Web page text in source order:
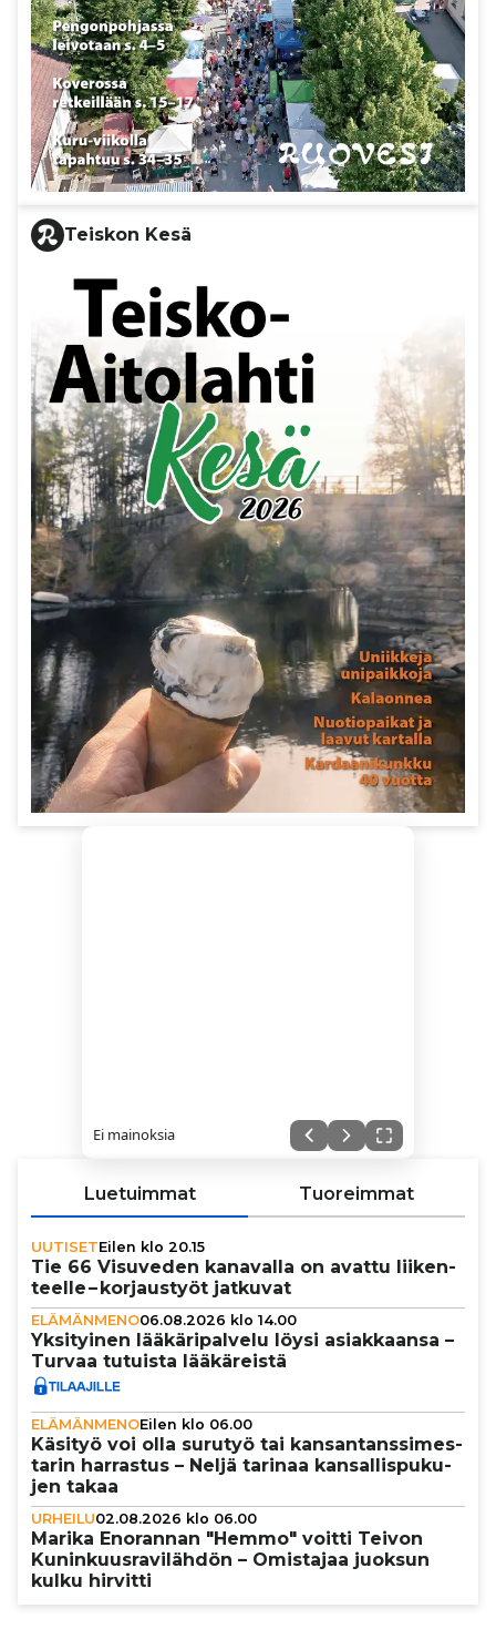
Teiskon Kesä
Ei mainoksia
Luetuimmat Tuoreimmat
UUTISETEilen klo 20.15
Tie 66 Visuveden kanavalla on avattu lii­ken­
teelle – kor­jaus­työt jatkuvat
ELÄMÄNMENO06.08.2026 klo 14.00
Yksi­tyi­nen lää­kä­ri­pal­velu löysi asi­ak­kaansa –
Turvaa tutuista lää­kä­reistä
ELÄMÄNMENOEilen klo 06.00
Käsityö voi olla surutyö tai kan­san­tans­si­mes­
ta­rin harrastus – Neljä tarinaa kan­sal­lis­pu­ku­
jen takaa
URHEILU02.08.2026 klo 06.00
Marika Enorannan "Hemmo" voitti Teivon
Kunin­kuus­ra­vi­läh­dön – Omistajaa juoksun
kulku hirvitti